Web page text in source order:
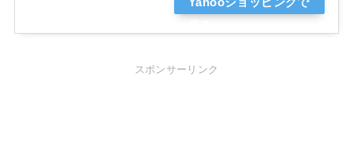
Yahooショッピングで
スポンサーリンク